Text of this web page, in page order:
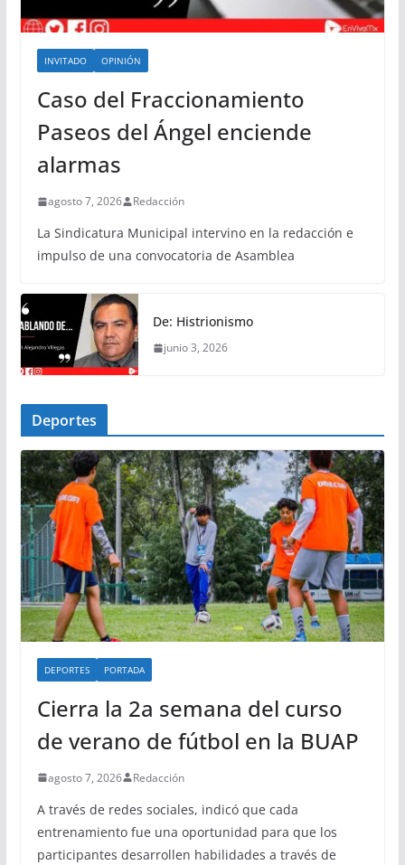
INVITADO OPINIÓN
Caso del Fraccionamiento
Paseos del Ángel enciende
alarmas
agosto 7, 2026 Redacción
La Sindicatura Municipal intervino en la redacción e
impulso de una convocatoria de Asamblea
De: Histrionismo
junio 3, 2026
Deportes
DEPORTES PORTADA
Cierra la 2a semana del curso
de verano de fútbol en la BUAP
agosto 7, 2026 Redacción
A través de redes sociales, indicó que cada
entrenamiento fue una oportunidad para que los
participantes desarrollen habilidades a través de